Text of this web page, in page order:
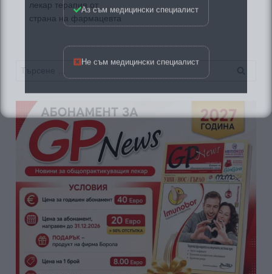
лекар терапия от
страна на фармацевта
Не съм медицински специалист